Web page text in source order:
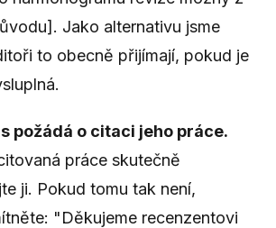
Jako alternativu jsme
to obecně přijímají, pokud je
požádá o citaci jeho práce.
práce skutečně
ji. Pokud tomu tak není,
"Děkujeme recenzentovi